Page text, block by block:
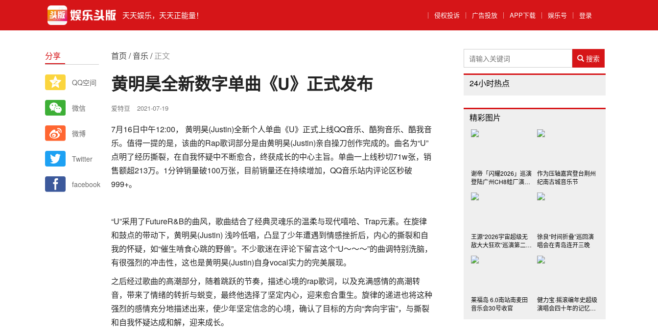
天天娱乐，天天正能量！ ｜ 侵权投诉 ｜ 广告投放 ｜ APP下载 ｜ 娱乐号 ｜ 登录
分享
QQ空间
微信
微博
Twitter
facebook
首页 /音乐 /正文
黄明昊全新数字单曲《U》正式发布
爱特豆 2021-07-19
7月16日中午12:00， 黄明昊(Justin)全新个人单曲《U》正式上线QQ音乐、酷狗音乐、酷我音
乐。值得一提的是，该曲的Rap歌词部分是由黄明昊(Justin)亲自操刀创作完成的。曲名为“U”
点明了经历撕裂，在自我怀疑中不断愈合，终获成长的中心主旨。单曲一上线秒切71w张，销
售额超213万。1分钟销量破100万张，目前销量还在持续增加，QQ音乐站内评论区秒破
999+。
“U”采用了FutureR&B的曲风，歌曲结合了经典灵魂乐的温柔与现代嘻哈、Trap元素。在旋律
和鼓点的带动下，黄明昊(Justin) 浅吟低唱，凸显了少年遭遇到情感挫折后，内心的撕裂和自
我的怀疑，如“催生啃食心跳的野兽”。不少歌迷在评论下留言这个“U～～～”的曲调特别洗脑，
有很强烈的冲击性，这也是黄明昊(Justin)自身vocal实力的完美展现。
之后经过歌曲的高潮部分，随着跳跃的节奏，描述心境的rap歌词，以及充满感情的高潮转
音，带来了情绪的转折与蜕变，最终他选择了坚定内心，迎来愈合重生。旋律的递进也将这种
强烈的感情充分地描述出来，使少年坚定信念的心境，确认了目标的方向“奔向宇宙”，与撕裂
和自我怀疑达成和解，迎来成长。
搜索
24小时热点
精彩图片
谢帝「闪耀2026」巡演
登陆广州CH8蛙厂演艺
作为压轴嘉宾登台荆州
纪南古城音乐节
王源“2026宇宙超级无
敌大大狂欢”巡演第二站
徐良“时间折叠”巡回演
唱会在青岛连开三晚
莱福岛 6.0南站南麦田
音乐会30号收官
健力宝·摇滚编年史超级
演唱会四十年的记忆落